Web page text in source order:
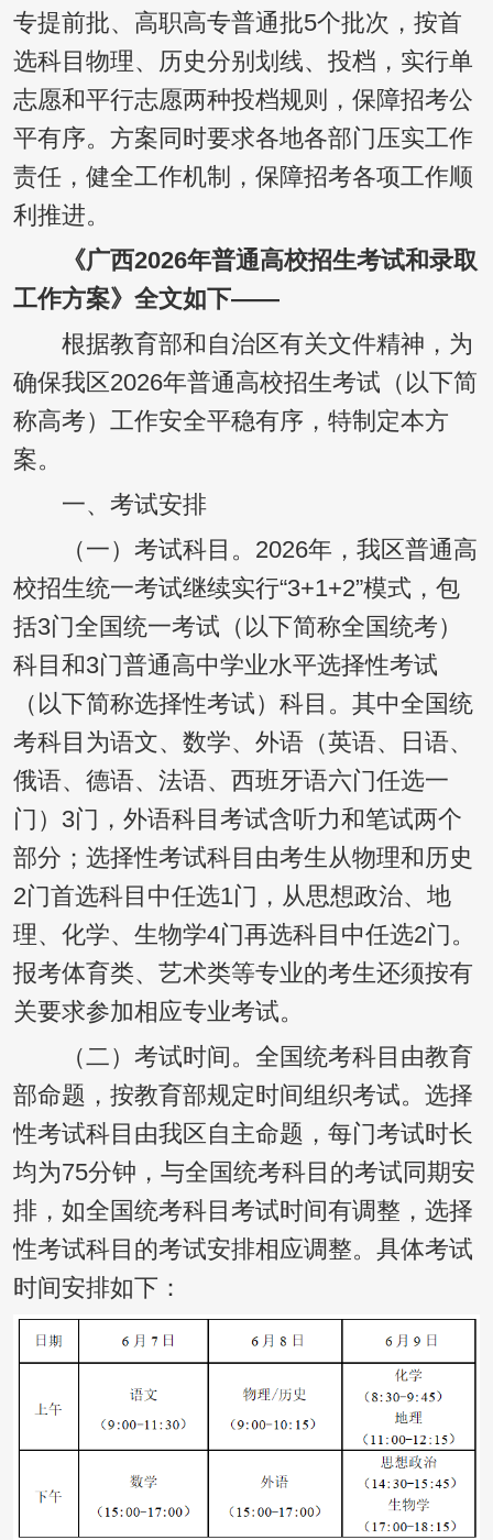
专提前批、高职高专普通批5个批次，按首
选科目物理、历史分别划线、投档，实行单
志愿和平行志愿两种投档规则，保障招考公
平有序。方案同时要求各地各部门压实工作
责任，健全工作机制，保障招考各项工作顺
利推进。
《广西2026年普通高校招生考试和录取
工作方案》全文如下——
根据教育部和自治区有关文件精神，为
确保我区2026年普通高校招生考试（以下简
称高考）工作安全平稳有序，特制定本方
案。
一、考试安排
（一）考试科目。2026年，我区普通高
校招生统一考试继续实行“3+1+2”模式，包
括3门全国统一考试（以下简称全国统考）
科目和3门普通高中学业水平选择性考试
（以下简称选择性考试）科目。其中全国统
考科目为语文、数学、外语（英语、日语、
俄语、德语、法语、西班牙语六门任选一
门）3门，外语科目考试含听力和笔试两个
部分；选择性考试科目由考生从物理和历史
2门首选科目中任选1门，从思想政治、地
理、化学、生物学4门再选科目中任选2门。
报考体育类、艺术类等专业的考生还须按有
关要求参加相应专业考试。
（二）考试时间。全国统考科目由教育
部命题，按教育部规定时间组织考试。选择
性考试科目由我区自主命题，每门考试时长
均为75分钟，与全国统考科目的考试同期安
排，如全国统考科目考试时间有调整，选择
性考试科目的考试安排相应调整。具体考试
时间安排如下：